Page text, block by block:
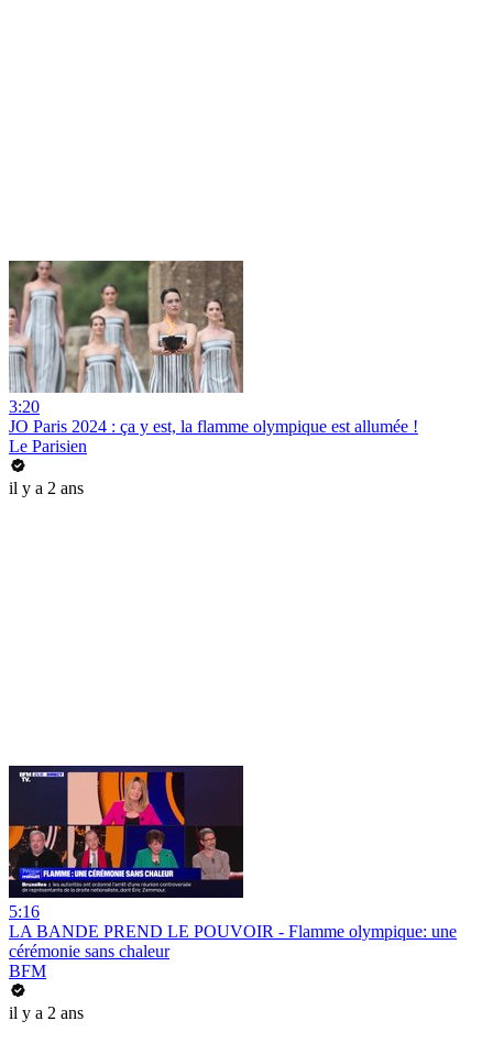
3:20
JO Paris 2024 : ça y est, la flamme olympique est allumée !
Le Parisien
il y a 2 ans
5:16
LA BANDE PREND LE POUVOIR - Flamme olympique: une
cérémonie sans chaleur
BFM
il y a 2 ans